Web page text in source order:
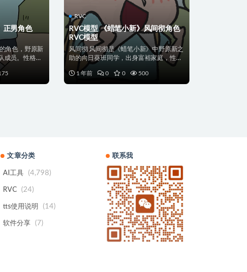
正男角色
角色，野原新
成员。性格方
RVC
RVC模型 《蜡笔小新》风间彻角色
RVC模型
风间彻 风间彻是《蜡笔小新》中野原新之
助的向日葵班同学，出身富裕家庭，性格
1 年前
0 0 500
文章分类
AI工具 (4,798)
RVC (24)
tts使用说明 (14)
软件分享 (7)
联系我